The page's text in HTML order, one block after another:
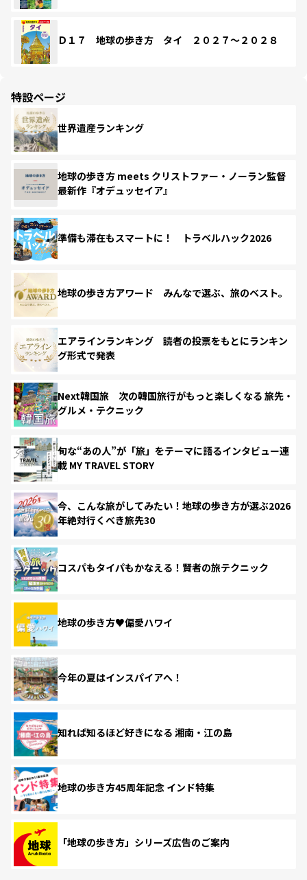
Ｄ１７ 地球の歩き方 タイ ２０２７～２０２８
特設ページ
世界遺産ランキング
地球の歩き方 meets クリストファー・ノーラン監督
最新作『オデュッセイア』
準備も滞在もスマートに！ トラベルハック2026
地球の歩き方アワード みんなで選ぶ、旅のベスト。
エアラインランキング 読者の投票をもとにランキン
グ形式で発表
Next韓国旅 次の韓国旅行がもっと楽しくなる 旅先・
グルメ・テクニック
旬な“あの人”が「旅」をテーマに語るインタビュー連
載 MY TRAVEL STORY
今、こんな旅がしてみたい！地球の歩き方が選ぶ2026
年絶対行くべき旅先30
コスパもタイパもかなえる！賢者の旅テクニック
地球の歩き方♥偏愛ハワイ
今年の夏はインスパイアへ！
知れば知るほど好きになる 湘南・江の島
地球の歩き方45周年記念 インド特集
「地球の歩き方」シリーズ広告のご案内